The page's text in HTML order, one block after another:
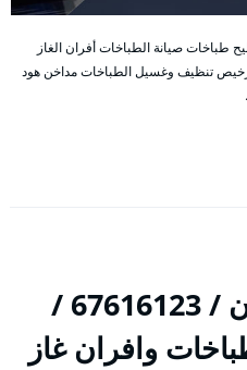
طباخات صيانة الطباخات أفران الغاز
تنظيف وغسيل الطباخات مداخن هود
تصليح طباخات كيفان / 67616123 /
وافران غاز